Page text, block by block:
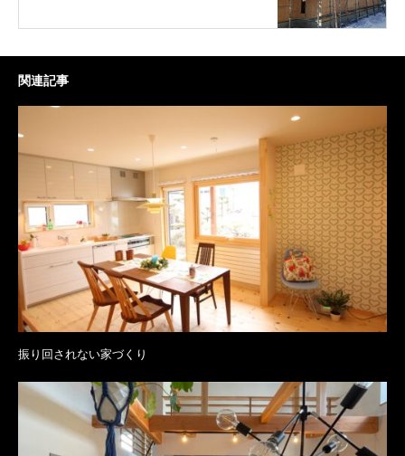
関連記事
振り回されない家づくり